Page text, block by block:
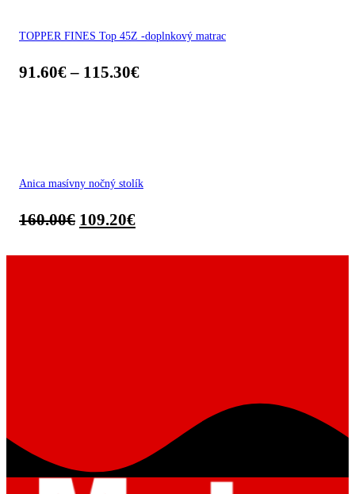
TOPPER FINES Top 45Z -doplnkový matrac
91.60€– 115.30€
Anica masívny nočný stolík
160.00€ 109.20€